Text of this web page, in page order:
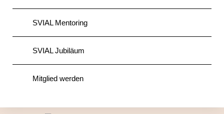
SVIAL Mentoring
SVIAL Jubiläum
Mitglied werden